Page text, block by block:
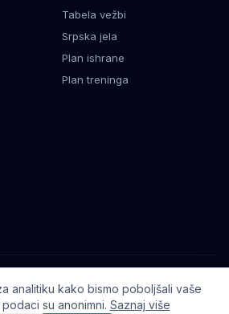
Tabela vežbi
Srpska jela
Plan ishrane
Plan treninga
Sajt izradio Vetar
UsloviKolačići
analitiku kako bismo poboljšali vaše
su anonimni. Saznaj više